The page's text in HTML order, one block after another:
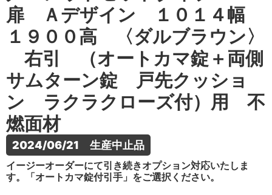
扉 Ａデザイン １０１４幅
１９００高 〈ダルブラウン〉
右引 （オートカマ錠＋両側
サムターン錠 戸先クッショ
ン ラクラクローズ付）用 不
燃面材
2024/06/21　生産中止品
イージーオーダーにて引き続きオプション対応いたしま
す。「オートカマ錠付引手」をご選択ください。